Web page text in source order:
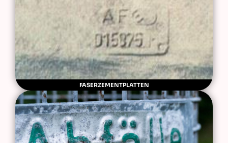
FASERZEMENTPLATTEN